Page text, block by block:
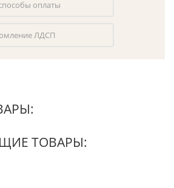
оплаты
ЛДСП
ТОВАРЫ: